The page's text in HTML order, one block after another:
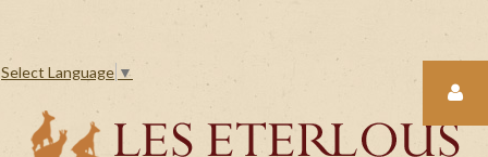
Select Language ▼
FORM